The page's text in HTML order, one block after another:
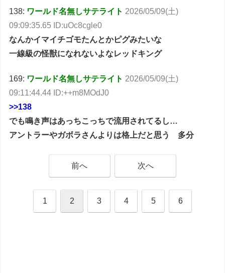
138: ワールド名無しサテライト 2026/05/09(土)
09:09:35.65 ID:uOc8cgle0
なんかイマイチゴモたんとかピグみたいな
一線級の怪獣になれないよなレッドキング
169: ワールド名無しサテライト 2026/05/09(土)
09:11:44.44 ID:++m8MOdJ0
>>138
でも鳴き声はあっちこっちで流用されてるし…
アントラーやガボラさんよりは格上だと思う 多分
前へ 次へ
1 2 3 4 5 6